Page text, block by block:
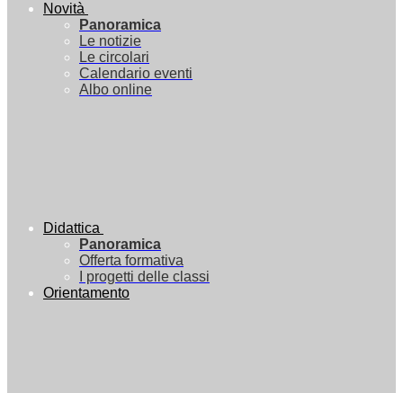
Novità
Panoramica
Le notizie
Le circolari
Calendario eventi
Albo online
Didattica
Panoramica
Offerta formativa
I progetti delle classi
Orientamento